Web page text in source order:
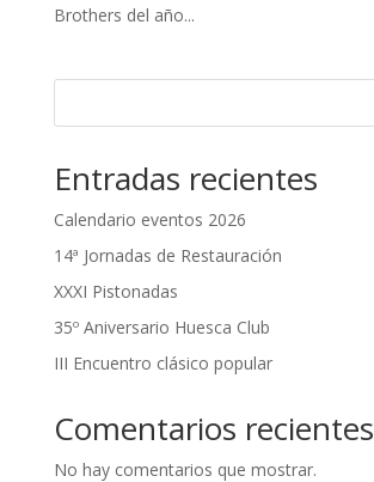
Brothers del año...
Entradas recientes
Calendario eventos 2026
14ª Jornadas de Restauración
XXXI Pistonadas
35º Aniversario Huesca Club
III Encuentro clásico popular
Comentarios recientes
No hay comentarios que mostrar.